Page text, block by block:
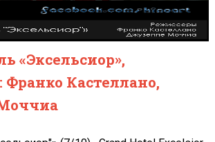
«Эксельсиор»,
Кастеллано,